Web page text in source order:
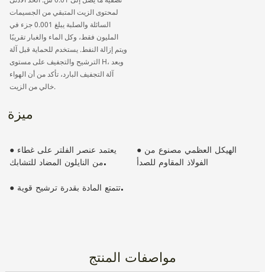
ميزة
● يعتمد عنصر الفلتر على غطاء
من النايلون المضاد للتشابك.
● الهيكل العظمي مصنوع من
الفولاذ المقاوم للصدأ
● تتمتع المادة بقدرة ترشيح قوية.
لمحتوى الزيت المتبقي من الجسيمات
السائلة والصلبة يبلغ 0.001 جزء في
المليون فقط، وكل الماء والغبار تقريبًا
ويتم إزالة النفط. يستخدم للحماية قبل آلة
الترشيح والتجفيف على مستوى H، وبعد
آلة التجفيف البارد، تأكد من أن الهواء
خالي من الزيت.
مواصفات المنتج